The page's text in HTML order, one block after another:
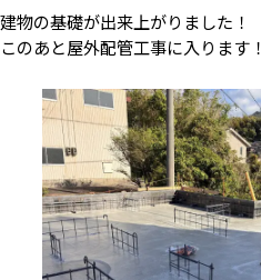
建物の基礎が出来上がりました！
このあと屋外配管工事に入ります！